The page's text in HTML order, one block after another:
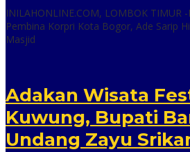
online
INILAHONLINE.COM, LOMBOK TIMUR
Pembina Korpri Kota Bogor, Ade Sarip
Masjid
Adakan Wisata
Kuwung, Bupati
Undang Zayu